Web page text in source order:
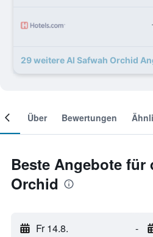
29 weitere Al Safwah Orchid
Über Bewertungen
Beste Angebote für
Orchid
Fr 14.8. -